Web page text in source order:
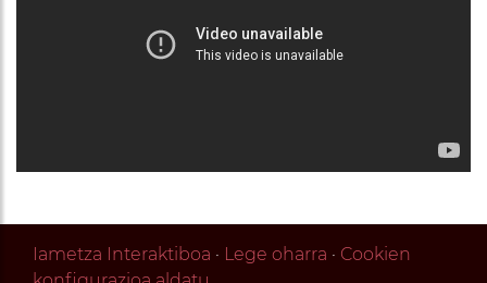
Iametza Interaktiboa · Lege oharra · Cookien